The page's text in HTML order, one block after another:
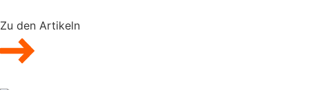
Zu den Artikeln